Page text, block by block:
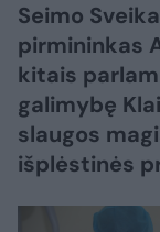
Seimo
pirmininkas
kitais
galimybę
slaugos
išplėstinės